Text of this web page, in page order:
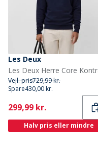
Les Deux
Vejl. pris729,99 kr.
Spare430,00 kr.
Current
299,99 kr.
Halv pris eller mindre